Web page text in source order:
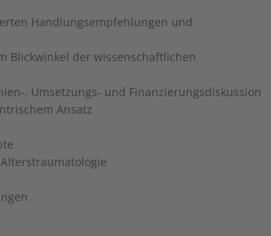
Handlungsempfehlungen und
Blickwinkel der wissenschaftlichen
, Umsetzungs- und Finanzierungsdiskussion
Ansatz